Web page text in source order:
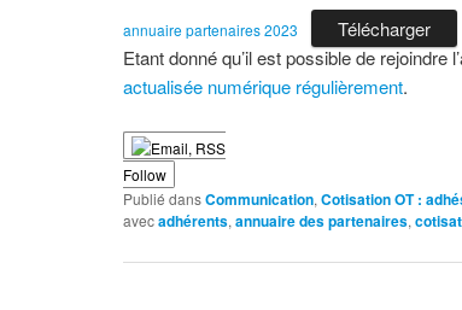
annuaire partenaires 2023
Télécharger
Etant donné qu’il est possible de rejoindre
actualisée numérique régulièrement.
Follow
Publié dansCommunication,Cotisation OT :
avecadhérents,annuaire des partenaires,